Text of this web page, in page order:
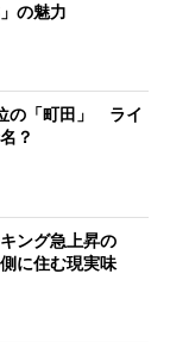
の魅力
の「町田」 ライ
？
ング急上昇の
に住む現実味